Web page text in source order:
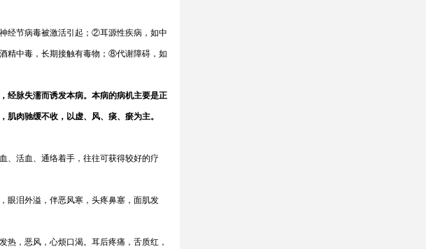
经节病毒被激活引起；②耳源性疾病，如中
中毒，长期接触有毒物；⑧代谢障碍，如
经脉失濡而诱发本病。本病的病机主要是正
肉驰缓不收，以虚、风、痰、瘀为主。
、活血、通络着手，往往可获得较好的疗
眼泪外溢，伴恶风寒，头疼鼻塞，面肌发
热，恶风，心烦口渴。耳后疼痛，舌质红，